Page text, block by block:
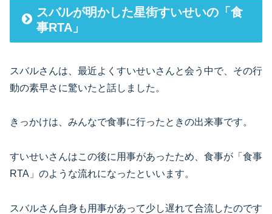
スバルが明かした星街すいせいの「食
事RTA」
スバルさんは、最近よくすいせいさんと会う中で、その行
動の素早さに驚いたと話しました。
きっかけは、みんなで食事に行ったときの出来事です。
すいせいさんはこの後に用事があったため、食事が「食事
RTA」のような流れになったといいます。
スバルさん自身も用事があって少し遅れて合流したのです